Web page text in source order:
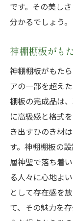
です。その美し
分かるでしょう。
神棚棚板がも
神棚棚板がもた
アの一部を超え
棚板の完成品は
に高級感と格式
き出すひのき材
す。神棚棚板の
層神聖で落ち着
る人々に心地よ
として存在感を
て、その魅力を